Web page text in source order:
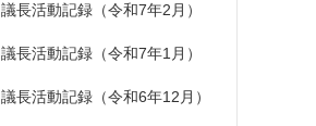
議長活動記録（令和7年2月）
議長活動記録（令和7年1月）
議長活動記録（令和6年12月）